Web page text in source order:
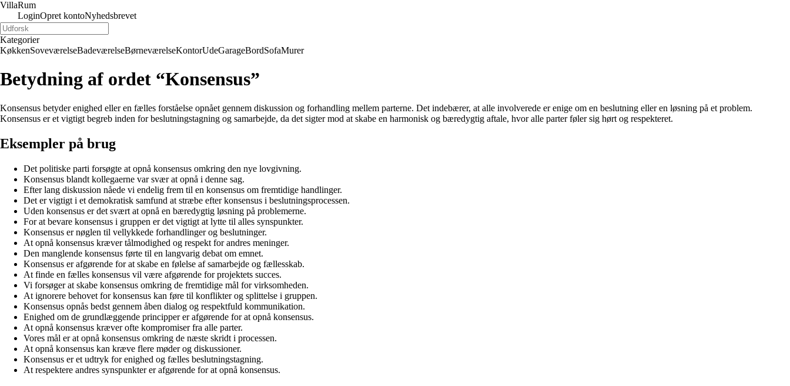
VillaRum
LoginOpret kontoNyhedsbrevet
Kategorier
KøkkenSoveværelseBadeværelseBørneværelseKontorUdeGarageBordSofaMurer
Betydning af ordet “Konsensus”
Konsensus betyder enighed eller en fælles forståelse opnået gennem diskussion og forhandling mellem parterne. Det indebærer, at alle involverede er enige om en beslutning eller en løsning på et problem.
Konsensus er et vigtigt begreb inden for beslutningstagning og samarbejde, da det sigter mod at skabe en harmonisk og bæredygtig aftale, hvor alle parter føler sig hørt og respekteret.
Eksempler på brug
Det politiske parti forsøgte at opnå konsensus omkring den nye lovgivning.
Konsensus blandt kollegaerne var svær at opnå i denne sag.
Efter lang diskussion nåede vi endelig frem til en konsensus om fremtidige handlinger.
Det er vigtigt i et demokratisk samfund at stræbe efter konsensus i beslutningsprocessen.
Uden konsensus er det svært at opnå en bæredygtig løsning på problemerne.
For at bevare konsensus i gruppen er det vigtigt at lytte til alles synspunkter.
Konsensus er nøglen til vellykkede forhandlinger og beslutninger.
At opnå konsensus kræver tålmodighed og respekt for andres meninger.
Den manglende konsensus førte til en langvarig debat om emnet.
Konsensus er afgørende for at skabe en følelse af samarbejde og fællesskab.
At finde en fælles konsensus vil være afgørende for projektets succes.
Vi forsøger at skabe konsensus omkring de fremtidige mål for virksomheden.
At ignorere behovet for konsensus kan føre til konflikter og splittelse i gruppen.
Konsensus opnås bedst gennem åben dialog og respektfuld kommunikation.
Enighed om de grundlæggende principper er afgørende for at opnå konsensus.
At opnå konsensus kræver ofte kompromiser fra alle parter.
Vores mål er at opnå konsensus omkring de næste skridt i processen.
At opnå konsensus kan kræve flere møder og diskussioner.
Konsensus er et udtryk for enighed og fælles beslutningstagning.
At respektere andres synspunkter er afgørende for at opnå konsensus.